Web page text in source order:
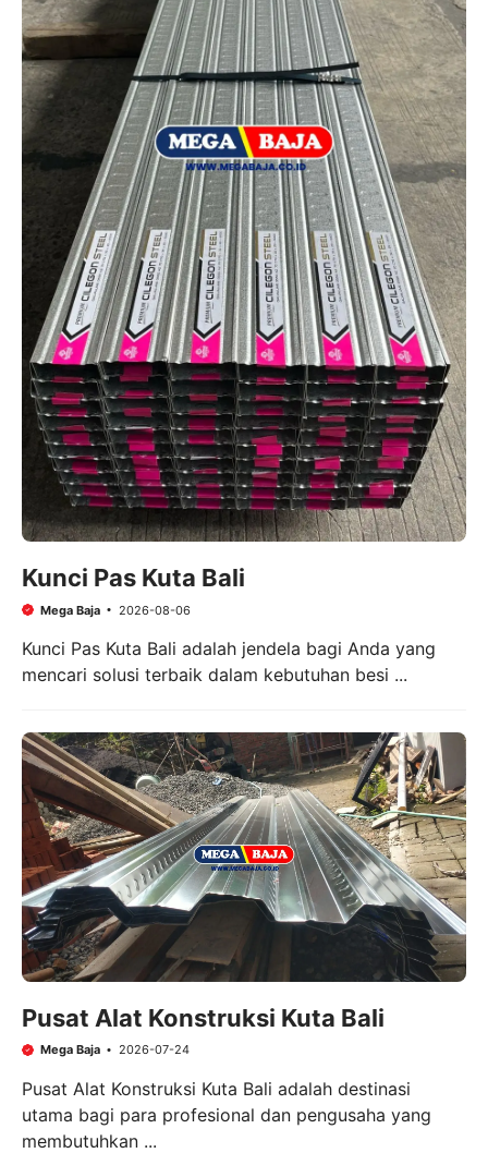
Kunci Pas Kuta Bali
Mega Baja 2026-08-06
Kunci Pas Kuta Bali adalah jendela bagi Anda yang
mencari solusi terbaik dalam kebutuhan besi ...
Pusat Alat Konstruksi Kuta Bali
Mega Baja 2026-07-24
Pusat Alat Konstruksi Kuta Bali adalah destinasi
utama bagi para profesional dan pengusaha yang
membutuhkan ...